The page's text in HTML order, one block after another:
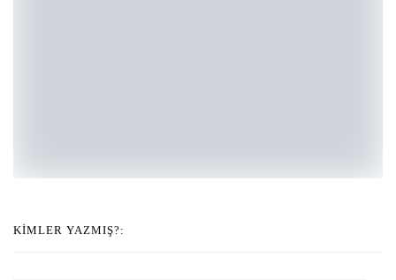
KIMLER YAZMIŞ?: